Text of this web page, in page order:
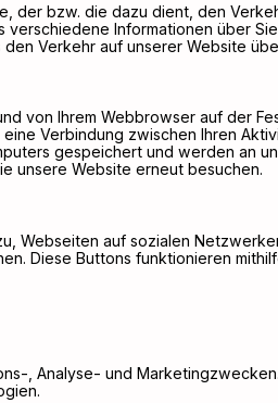
der bzw. die dazu dient, den
Informationen über
Verkehr auf unserer Website
von Ihrem Webbrowser auf der
Verbindung zwischen Ihren
gespeichert und werden an
unsere Website erneut besuchen.
Webseiten auf sozialen
Diese Buttons funktionieren
, Analyse- und